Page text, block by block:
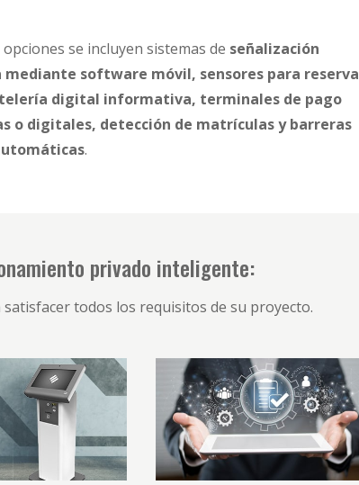
se incluyen sistemas de señalización
mediante software móvil, sensores para reserva
digital informativa, terminales de pago
o digitales, detección de matrículas y barreras
.
privado inteligente:
todos los requisitos de su proyecto.